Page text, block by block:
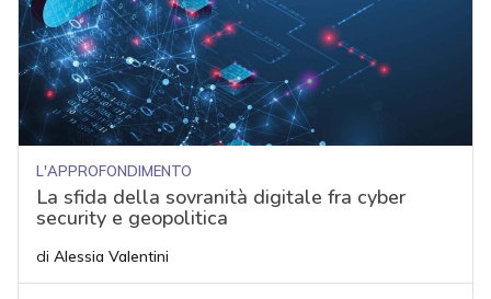
L'APPROFONDIMENTO
La sfida della sovranità digitale fra cyber
security e geopolitica
di Alessia Valentini